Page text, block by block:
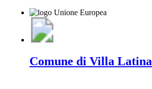
Comune di Villa Latina